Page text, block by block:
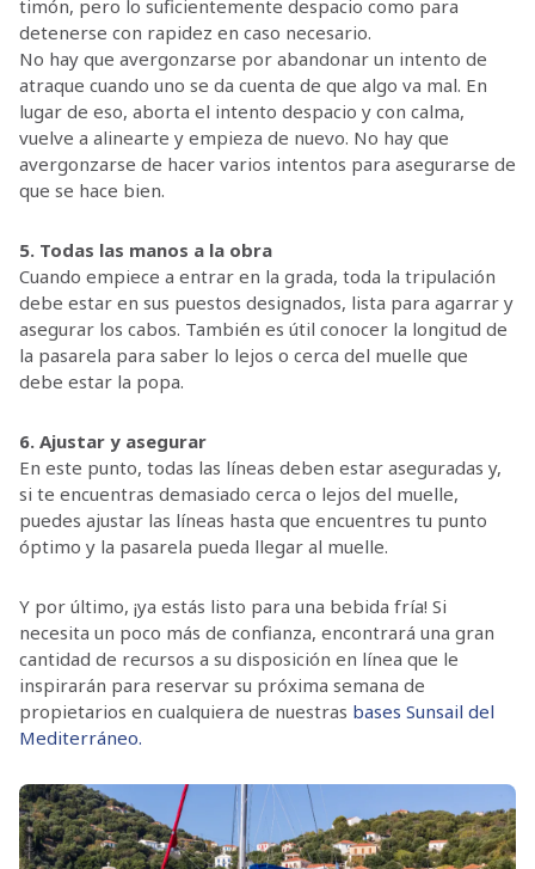
timón, pero lo suficientemente despacio como para
detenerse con rapidez en caso necesario.
No hay que avergonzarse por abandonar un intento de
atraque cuando uno se da cuenta de que algo va mal. En
lugar de eso, aborta el intento despacio y con calma,
vuelve a alinearte y empieza de nuevo. No hay que
avergonzarse de hacer varios intentos para asegurarse de
que se hace bien.
5. Todas las manos a la obra
Cuando empiece a entrar en la grada, toda la tripulación
debe estar en sus puestos designados, lista para agarrar y
asegurar los cabos. También es útil conocer la longitud de
la pasarela para saber lo lejos o cerca del muelle que
debe estar la popa.
6. Ajustar y asegurar
En este punto, todas las líneas deben estar aseguradas y,
si te encuentras demasiado cerca o lejos del muelle,
puedes ajustar las líneas hasta que encuentres tu punto
óptimo y la pasarela pueda llegar al muelle.
Y por último, ¡ya estás listo para una bebida fría! Si
necesita un poco más de confianza, encontrará una gran
cantidad de recursos a su disposición en línea que le
inspirarán para reservar su próxima semana de
propietarios en cualquiera de nuestras bases Sunsail del
Mediterráneo.